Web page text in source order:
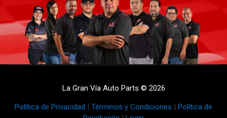
La Gran Vía Auto Parts © 2026
Política de Privacidad | Términos y Condiciones | Política de